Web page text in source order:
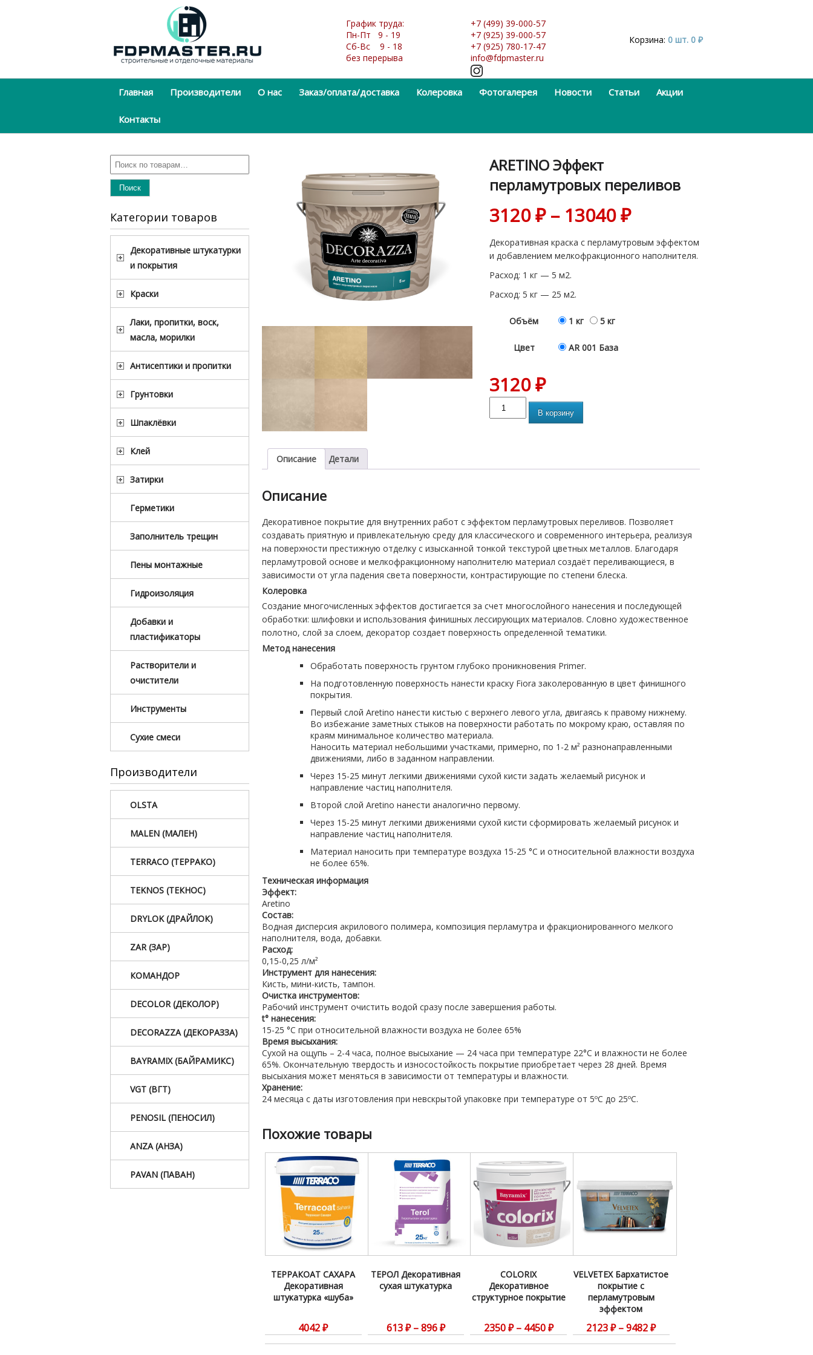
График труда:
Пн-Пт 9 - 19
Сб-Вс 9 - 18
без перерыва
+7 (499) 39-000-57
+7 (925) 39-000-57
+7 (925) 780-17-47
info@fdpmaster.ru
Корзина: 0 шт. 0 ₽
Главная Производители О нас Заказ/оплата/доставка Колеровка Фотогалерея Новости Статьи Акции
Контакты
ARETINO Эффект
перламутровых переливов
3120₽ – 13040₽
Декоративная краска с перламутровым эффектом
и добавлением мелкофракционного наполнителя.
Расход: 1 кг — 5 м2.
Расход: 5 кг — 25 м2.
Объём 1 кг 5 кг
Цвет AR 001 База
3120₽
В корзину
Описание Детали
Описание
Декоративное покрытие для внутренних работ с эффектом перламутровых переливов. Позволяет
создавать приятную и привлекательную среду для классического и современного интерьера, реализуя
на поверхности престижную отделку с изысканной тонкой текстурой цветных металлов. Благодаря
перламутровой основе и мелкофракционному наполнителю материал создаёт переливающиеся, в
зависимости от угла падения света поверхности, контрастирующие по степени блеска.
Колеровка
Создание многочисленных эффектов достигается за счет многослойного нанесения и последующей
обработки: шлифовки и использования финишных лессирующих материалов. Словно художественное
полотно, слой за слоем, декоратор создает поверхность определенной тематики.
Метод нанесения
Обработать поверхность грунтом глубоко проникновения Primer.
На подготовленную поверхность нанести краску Fiora заколерованную в цвет финишного
покрытия.
Первый слой Aretino нанести кистью с верхнего левого угла, двигаясь к правому нижнему.
Во избежание заметных стыков на поверхности работать по мокрому краю, оставляя по
краям минимальное количество материала.
Наносить материал небольшими участками, примерно, по 1-2 м² разнонаправленными
движениями, либо в заданном направлении.
Через 15-25 минут легкими движениями сухой кисти задать желаемый рисунок и
направление частиц наполнителя.
Второй слой Aretino нанести аналогично первому.
Через 15-25 минут легкими движениями сухой кисти сформировать желаемый рисунок и
направление частиц наполнителя.
Материал наносить при температуре воздуха 15-25 °С и относительной влажности воздуха
не более 65%.
Техническая информация
Эффект:
Aretino
Состав:
Водная дисперсия акрилового полимера, композиция перламутра и фракционированного мелкого
наполнителя, вода, добавки.
Расход:
0,15-0,25 л/м²
Инструмент для нанеcения:
Кисть, мини-кисть, тампон.
Очистка инструментов:
Рабочий инструмент очистить водой сразу после завершения работы.
t° нанесения:
15-25 °С при относительной влажности воздуха не более 65%
Время высыхания:
Сухой на ощупь – 2-4 часа, полное высыхание — 24 часа при температуре 22°С и влажности не более
65%. Окончательную твердость и износостойкость покрытие приобретает через 28 дней. Время
высыхания может меняться в зависимости от температуры и влажности.
Хранение:
24 месяца с даты изготовления при невскрытой упаковке при температуре от 5ºС до 25ºС.
Похожие товары
ТЕРРАКОАТ САХАРА
Декоративная
штукатурка «шуба»
4042₽
ТЕРОЛ Декоративная
сухая штукатурка
613₽ –896₽
COLORIX
Декоративное
структурное покрытие
2350₽ – 4450₽
VELVETEX Бархатистое
покрытие с
перламутровым
эффектом
2123₽ –9482₽
Поиск
Категории товаров
Декоративные штукатурки
и покрытия
Краски
Лаки, пропитки, воск,
масла, морилки
Антисептики и пропитки
Грунтовки
Шпаклёвки
Клей
Затирки
Герметики
Заполнитель трещин
Пены монтажные
Гидроизоляция
Добавки и
пластификаторы
Растворители и
очистители
Инструменты
Сухие смеси
Производители
OLSTA
MALEN (МАЛЕН)
TERRACO (ТЕРРАКО)
TEKNOS (ТЕКНОС)
DRYLOK (ДРАЙЛОК)
ZAR (ЗАР)
КОМАНДОР
DECOLOR (ДЕКОЛОР)
DECORAZZA (ДЕКОРАЗЗА)
BAYRAMIX (БАЙРАМИКС)
VGT (ВГТ)
PENOSIL (ПЕНОСИЛ)
ANZA (АНЗА)
PAVAN (ПАВАН)